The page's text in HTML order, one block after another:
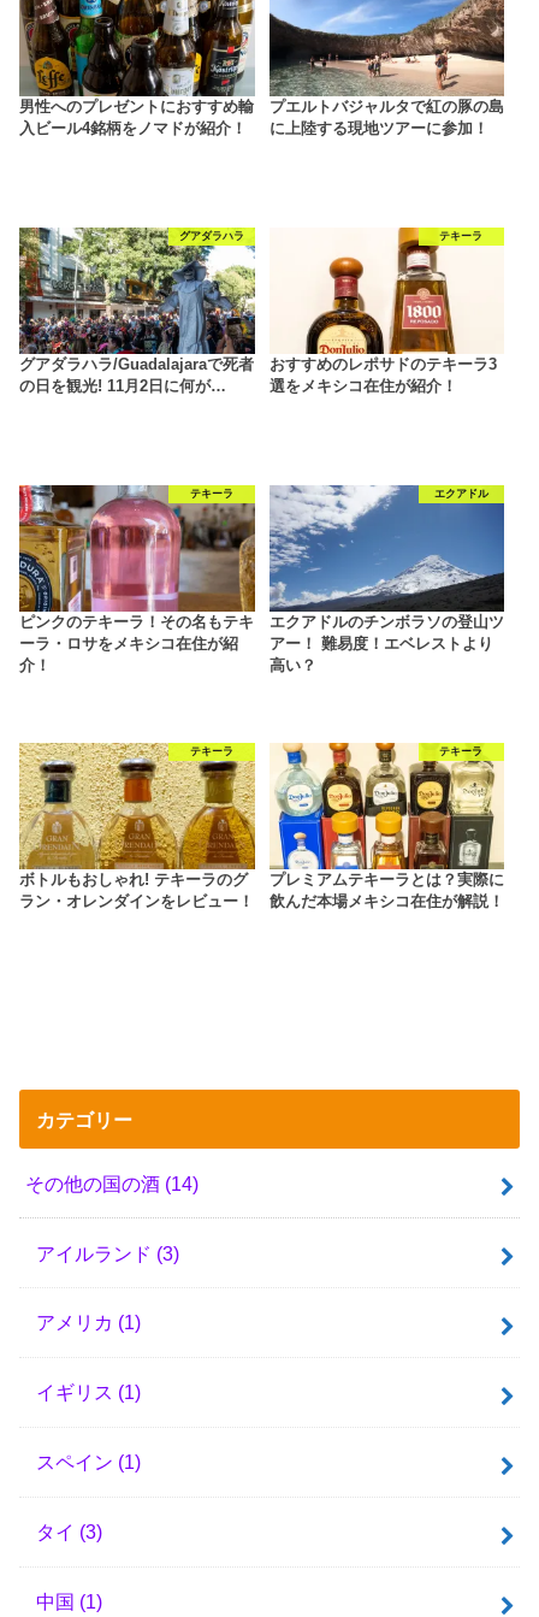
男性へのプレゼントにおすすめ輸
入ビール4銘柄をノマドが紹介！
プエルトバジャルタで紅の豚の島
に上陸する現地ツアーに参加！
グアダラハラ
グアダラハラ/Guadalajaraで死者
の日を観光! 11月2日に何が…
テキーラ
おすすめのレポサドのテキーラ3
選をメキシコ在住が紹介！
テキーラ
ピンクのテキーラ！その名もテキ
ーラ・ロサをメキシコ在住が紹
介！
エクアドル
エクアドルのチンボラソの登山ツ
アー！ 難易度！エベレストより
高い？
テキーラ
ボトルもおしゃれ! テキーラのグ
ラン・オレンダインをレビュー！
テキーラ
プレミアムテキーラとは？実際に
飲んだ本場メキシコ在住が解説！
カテゴリー
その他の国の酒 (14)
アイルランド (3)
アメリカ (1)
イギリス (1)
スペイン (1)
タイ (3)
中国 (1)